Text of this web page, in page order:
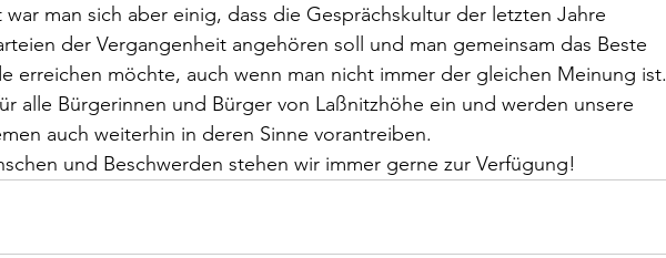
man sich aber einig, dass die Gesprächskultur der letzten Jahre
der Vergangenheit angehören soll und man gemeinsam das Beste
erreichen möchte, auch wenn man nicht immer der gleichen Meinung ist.
alle Bürgerinnen und Bürger von Laßnitzhöhe ein und werden unsere
auch weiterhin in deren Sinne vorantreiben.
und Beschwerden stehen wir immer gerne zur Verfügung!